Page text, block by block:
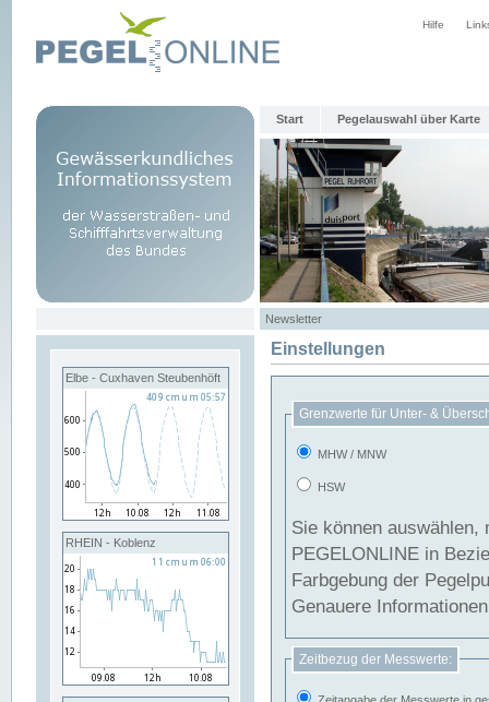
Hilfe
Start Pegelauswahl über Karte
Newsletter
Elbe - Cuxhaven Steubenhöft
RHEIN - Koblenz
Einstellungen
Grenzwerte für Unter- &
MHW / MNW
HSW
Sie können
PEGELONLINE in Beziehung
Farbgebung der
Genauere
Zeitbezug der Messwerte:
Zeitangabe der Messwerte in